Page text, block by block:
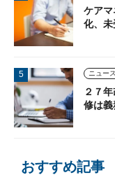
ケア
化、未
ニュース
２７
修は義
おすすめ記事